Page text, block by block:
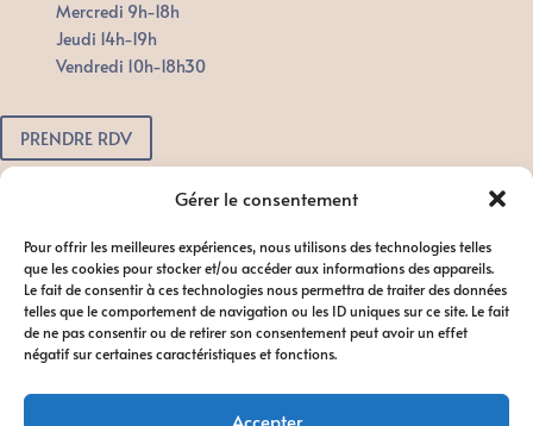
Gérer le consentement
Pour offrir les meilleures expériences, nous utilisons des technologies telles
que les cookies pour stocker et/ou accéder aux informations des appareils.
Le fait de consentir à ces technologies nous permettra de traiter des données
telles que le comportement de navigation ou les ID uniques sur ce site. Le fait
de ne pas consentir ou de retirer son consentement peut avoir un effet
négatif sur certaines caractéristiques et fonctions.
Accepter
Mercredi 9h-18h
Jeudi 14h-19h
Vendredi 10h-18h30
PRENDRE RDV
Pour toute urgence, n'attendez pas.
afin de favoriser le bon déroulement
du traitement.